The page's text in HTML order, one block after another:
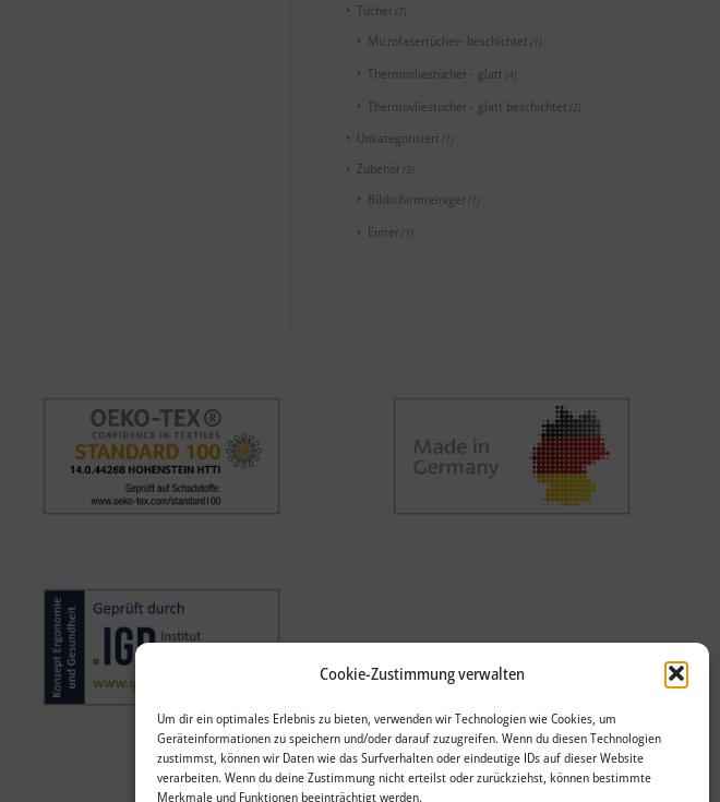
Cookie-Zustimmung verwalten
Um dir ein optimales Erlebnis zu bieten, verwenden wir Technologien wie Cookies, um
Geräteinformationen zu speichern und/oder darauf zuzugreifen. Wenn du diesen Technologien
zustimmst, können wir Daten wie das Surfverhalten oder eindeutige IDs auf dieser Website
verarbeiten. Wenn du deine Zustimmung nicht erteilst oder zurückziehst, können bestimmte
Merkmale und Funktionen beeinträchtigt werden.
Tücher (7)
Microfasertücher- beschichtet (1)
Thermovliestücher - glatt (4)
Thermovliestücher - glatt beschichtet (2)
Unkategorisiert (1)
Zubehör (3)
Bildschirmreiniger (1)
Eimer (1)